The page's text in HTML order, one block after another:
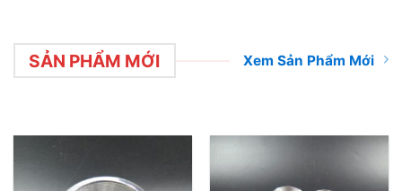
SẢN PHẨM MỚI Xem Sản Phẩm Mới